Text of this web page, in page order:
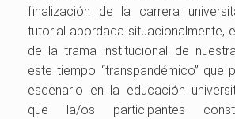
finalización de la carrera
tutorial abordada situacionalmente,
de la trama institucional de
este tiempo “transpandémico” que
escenario en la educación
que la/os participantes